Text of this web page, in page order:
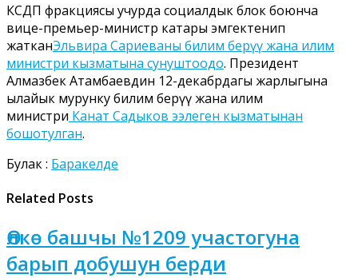
КСДП фракциясы учурда социалдык блок боюнча
вице-премьер-министр катары эмгектенип
жатканЭльвира Сариеваны билим берүү жана илим
министри кызматына сунуштоодо. Президент
Алмазбек Атамбаевдин 12-декабрдагы жарлыгына
ылайык мурунку билим берүү жана илим
министри Канат Садыков ээлеген кызматынан
бошотулган.
Булак : Баракелде
Related Posts
Өлкө башчы №1209 участогуна
барып добушун берди